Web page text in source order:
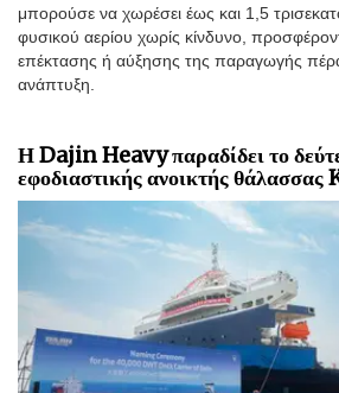
μπορούσε να χωρέσει έως και 1,5
φυσικού αερίου χωρίς κίνδυνο,
επέκτασης ή αύξησης της παραγωγής
ανάπτυξη.
Η Dajin Heavy παραδίδει το
εφοδιαστικής ανοικτής